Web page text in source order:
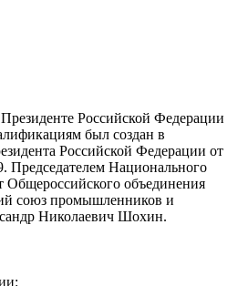
Российской Федерации
был создан в
Российской Федерации от
Председателем Национального
Общероссийского объединения
союз промышленников и
Николаевич Шохин.